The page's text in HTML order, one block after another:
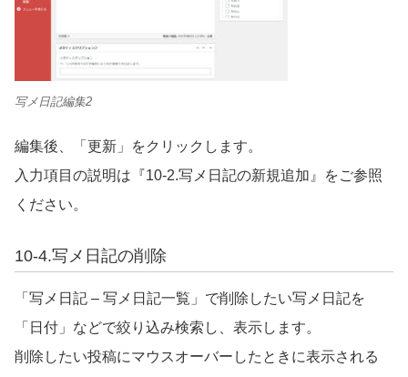
写メ日記編集2
編集後、「更新」をクリックします。
入力項目の説明は『10-2.写メ日記の新規追加』をご参照
ください。
10-4.写メ日記の削除
「写メ日記 – 写メ日記一覧」で削除したい写メ日記を
「日付」などで絞り込み検索し、表示します。
削除したい投稿にマウスオーバーしたときに表示される